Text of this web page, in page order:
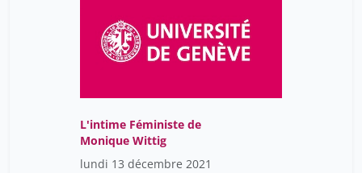
L'intime Féministe de
Monique Wittig
lundi 13 décembre 2021